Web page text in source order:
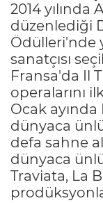
2014
düzenlediği
Ödülleri'nde
sanatçısı
Fransa'da Il
operalarını
Ocak
dünyaca
defa sahne
dünyaca
Traviata, La